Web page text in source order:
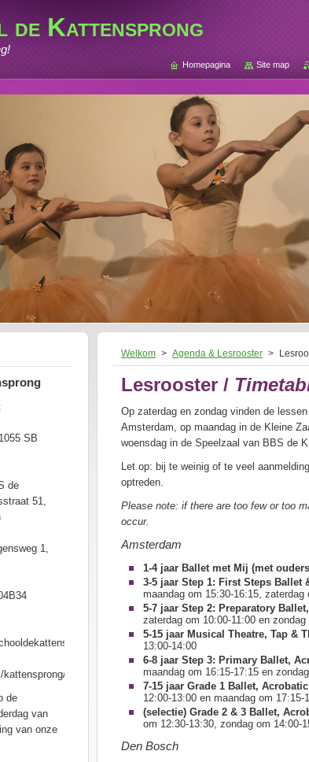
Kattensprong
Welkom > Agenda & Lesrooster >
Lesrooster /
Op zaterdag en zondag vinden de
Amsterdam, op maandag in de Kleine
woensdag in de Speelzaal van BBS de
Let op: bij te weinig of te veel
optreden.
Please note: if there are too few or too
occur.
Amsterdam
1-4 jaar Ballet met Mij (met
3-5 jaar Step 1: First Steps Ballet
maandag om 15:30-16:15,
5-7 jaar Step 2: Preparatory
zaterdag om 10:00-11:00 en
5-15 jaar Musical Theatre, Tap &
13:00-14:00
6-8 jaar Step 3: Primary Ballet,
maandag om 16:15-17:15 en
7-15 jaar Grade 1 Ballet,
12:00-13:00 en maandag om 17:15-
(selectie) Grade 2 & 3 Ballet,
om 12:30-13:30, zondag om 14:00-
Den Bosch
SB
de
51,
1,
kattensprong/
de
van
van onze
Homepagina Site map